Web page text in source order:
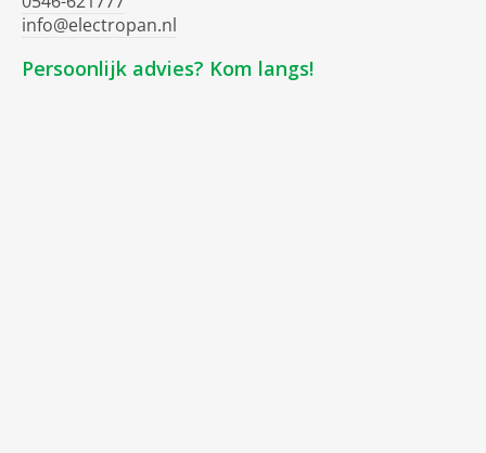
info@electropan.nl
Persoonlijk advies? Kom langs!